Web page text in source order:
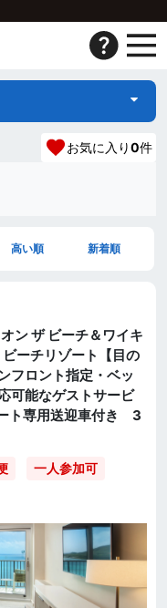
お気に入り0件
高い順 新着順
ン ザ ビーチ＆ワイキ
ーチリゾート【目の
フロント指定・ベッ
可能なゲストサービ
ト専用送迎車付き 3
一人参加可